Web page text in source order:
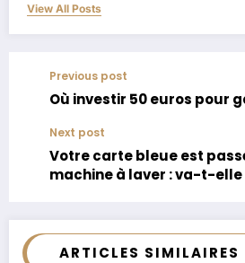
View All Posts
Previous post
Où investir 50 euros pour
Next post
Votre carte bleue est
machine à laver : va-t-
ARTICLES SIMILAIRES